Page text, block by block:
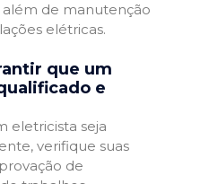
além de manutenção
elétricas.
que um
e
eletricista seja
verifique suas
de